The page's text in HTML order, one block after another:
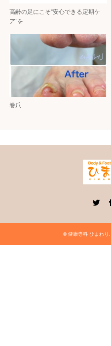
高齢の足にこそ“安心できる定期ケ
ア”を
巻爪
©健康専科 ひまわり